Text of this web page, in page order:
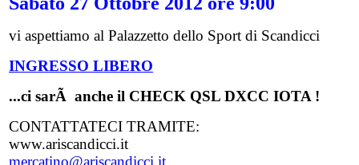
vi aspettiamo al Palazzetto dello Sport di Scandicci
INGRESSO LIBERO
...ci sarÃ anche il CHECK QSL DXCC IOTA !
CONTATTATECI TRAMITE:
www.ariscandicci.it
mercatino@ariscandicci.it